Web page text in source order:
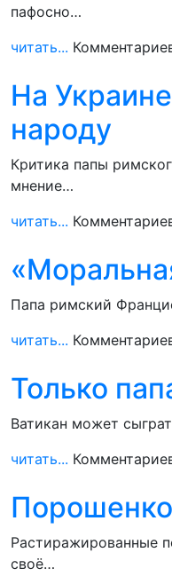
пафосно…
читать...
На
народу
Критика папы
мнение…
читать...
Папа римский
читать...
Только
Ватикан может
читать...
Растиражированные
своё…